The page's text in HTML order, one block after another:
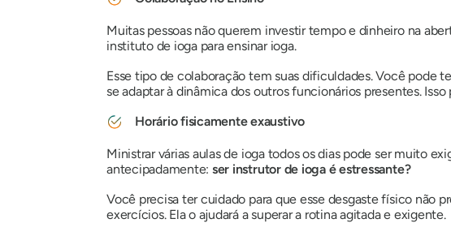
Muitas pessoas não querem investir tempo e dinheiro na
instituto de ioga para ensinar ioga.
Esse tipo de colaboração tem suas dificuldades. Você pode
se adaptar à dinâmica dos outros funcionários presentes.
Horário fisicamente exaustivo
Ministrar várias aulas de ioga todos os dias pode ser muito
antecipadamente: ser instrutor de ioga é estressante?
Você precisa ter cuidado para que esse desgaste físico não
exercícios. Ela o ajudará a superar a rotina agitada e exigente.